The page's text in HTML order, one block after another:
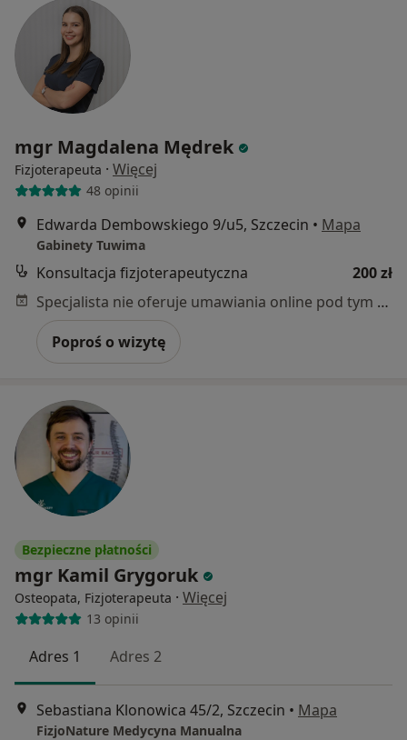
mgr Magdalena Mędrek
Fizjoterapeuta · Więcej
48 opinii
Edwarda Dembowskiego 9/u5, Szczecin • Mapa
Gabinety Tuwima
Konsultacja fizjoterapeutyczna
200 zł
Specjalista nie oferuje umawiania online pod tym adresem.
Poproś o wizytę
Bezpieczne płatności
mgr Kamil Grygoruk
Osteopata, Fizjoterapeuta · Więcej
13 opinii
Adres 1 Adres 2
Sebastiana Klonowica 45/2, Szczecin • Mapa
FizjoNature Medycyna Manualna